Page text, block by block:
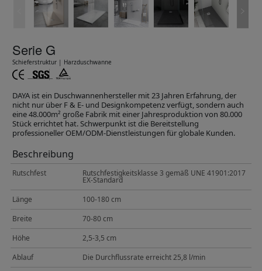
Serie G
Schieferstruktur | Harzduschwanne
DAYA ist ein Duschwannenhersteller mit 23 Jahren Erfahrung, der
nicht nur über F & E- und Designkompetenz verfügt, sondern auch
eine 48.000m² große Fabrik mit einer Jahresproduktion von 80.000
Stück errichtet hat. Schwerpunkt ist die Bereitstellung
professioneller OEM/ODM-Dienstleistungen für globale Kunden.
Beschreibung
Rutschfest Rutschfestigkeitsklasse 3 gemäß UNE 41901:2017
EX-Standard
Länge
100-180 cm
Breite
70-80 cm
Höhe
2,5-3,5 cm
Ablauf
Die Durchflussrate erreicht 25,8 l/min